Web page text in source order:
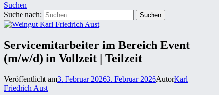
Suchen
Suche nach:
Servicemitarbeiter im Bereich Event
(m/w/d) in Vollzeit | Teilzeit
Veröffentlicht am3. Februar 20263. Februar 2026AutorKarl
Friedrich Aust